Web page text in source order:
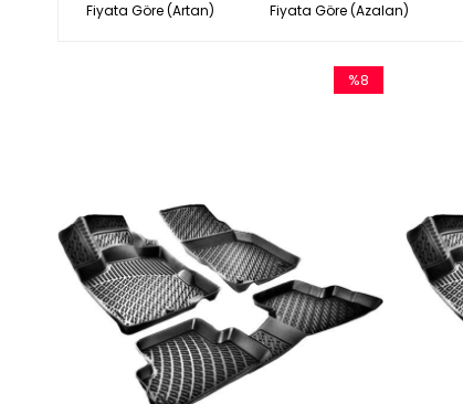
Fiyata Göre (Artan) Fiyata Göre (Azalan)
%8